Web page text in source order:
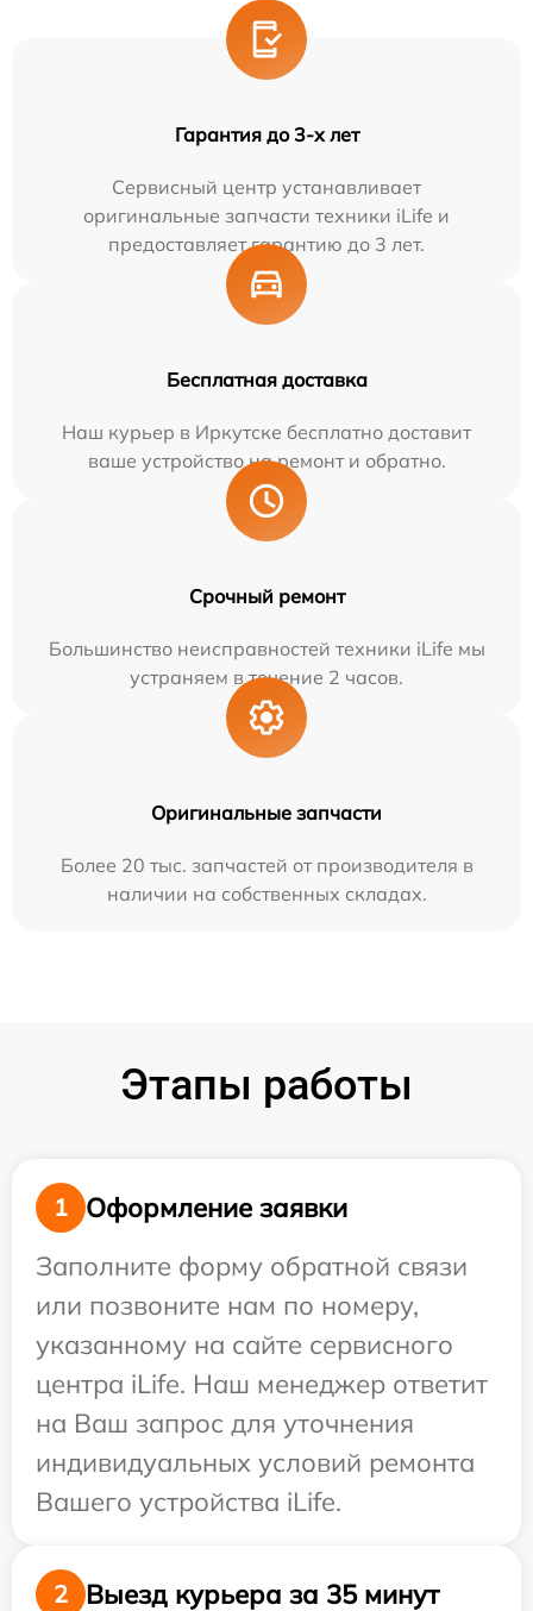
Гарантия до 3-х лет
Сервисный центр устанавливает
оригинальные запчасти техники iLife и
предоставляет гарантию до 3 лет.
Бесплатная доставка
Наш курьер в Иркутске бесплатно доставит
ваше устройство на ремонт и обратно.
Срочный ремонт
Большинство неисправностей техники iLife мы
устраняем в течение 2 часов.
Оригинальные запчасти
Более 20 тыс. запчастей от производителя в
наличии на собственных складах.
Этапы работы
1
Оформление заявки
Заполните форму обратной связи
или позвоните нам по номеру,
указанному на сайте сервисного
центра iLife. Наш менеджер ответит
на Ваш запрос для уточнения
индивидуальных условий ремонта
Вашего устройства iLife.
2 Выезд курьера за 35 минут